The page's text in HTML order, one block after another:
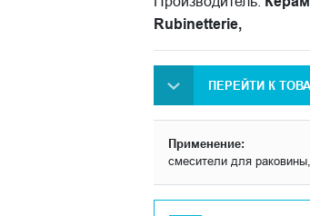
Rubinetterie,
ПЕРЕЙТИ К
Применение:
смесители для